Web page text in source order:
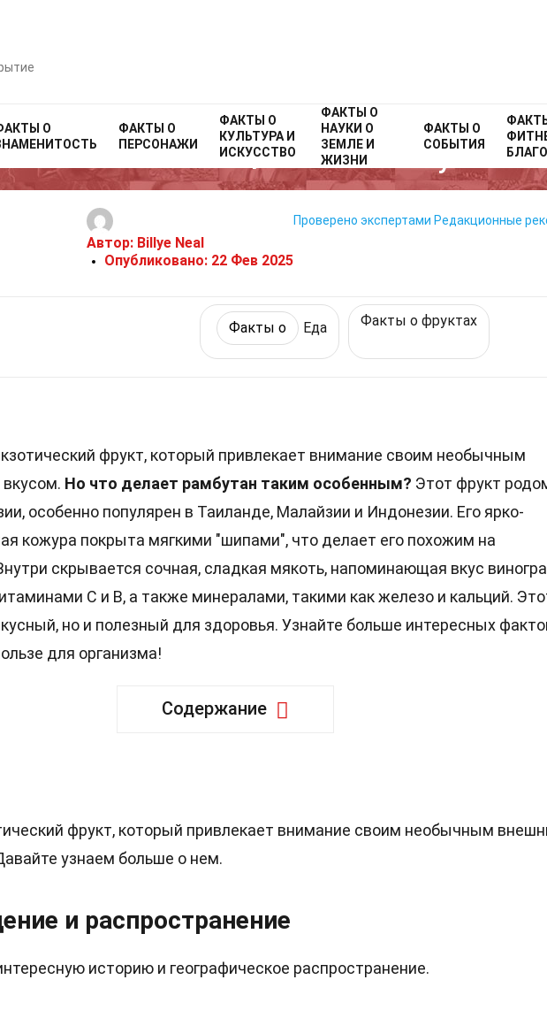
О
ФАКТЫ О
ПЕРСОНАЖИ
ФАКТЫ О
КУЛЬТУРА И
ИСКУССТВО
ФАКТЫ О
НАУКИ О
ЗЕМЛЕ И
ЖИЗНИ
ФАКТЫ О
СОБЫТИЯ
Home Факты о Образ жизни Факты о Еда
27 Факты О Рамбутан
Автор: Billye Neal
Опубликовано: 22 Фев 2025
Проверено экспертами Редакционные
Факты о Еда Факты о фруктах
фрукт, который привлекает внимание своим необычным
Но что делает рамбутан таким особенным? Этот фрукт
особенно популярен в Таиланде, Малайзии и Индонезии. Его ярко-
кожура покрыта мягкими "шипами", что делает его похожим на
скрывается сочная, сладкая мякоть, напоминающая вкус
C и B, а также минералами, такими как железо и кальций.
но и полезный для здоровья. Узнайте больше интересных
для организма!
Содержание
фрукт, который привлекает внимание своим необычным
узнаем больше о нем.
и распространение
историю и географическое распространение.